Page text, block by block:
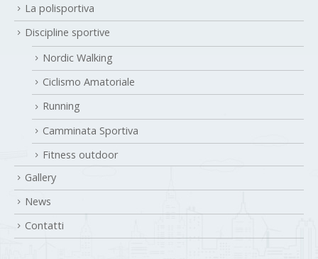
La polisportiva
Discipline sportive
Nordic Walking
Ciclismo Amatoriale
Running
Camminata Sportiva
Fitness outdoor
Gallery
News
Contatti